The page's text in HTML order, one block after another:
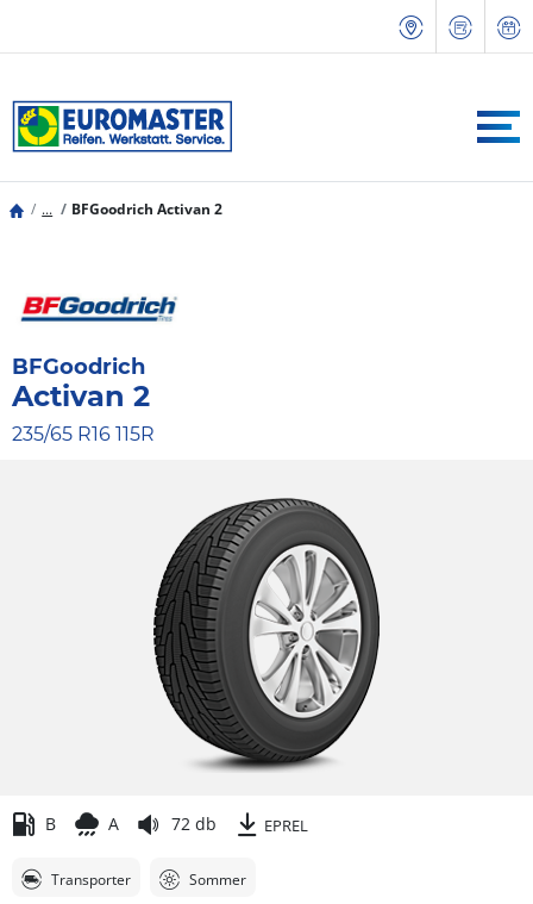
... BFGoodrich Activan 2
BFGoodrich
Activan 2
235/65 R16 115R
B A 72 db EPREL
Transporter Sommer